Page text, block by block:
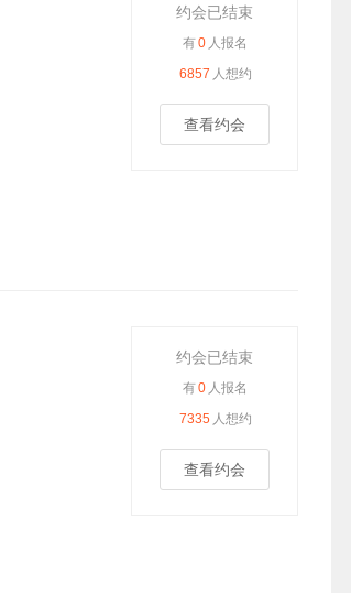
约会已结束
有0 人报名
6857 人想约
查看约会
约会已结束
有0 人报名
7335 人想约
查看约会